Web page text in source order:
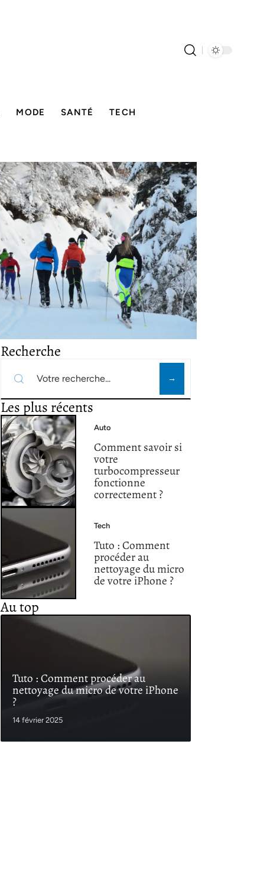
MODE SANTÉ TECH
Recherche
Les plus récents
Auto
Comment savoir si
votre
turbocompresseur
fonctionne
correctement ?
Tech
Tuto : Comment
procéder au
nettoyage du micro
de votre iPhone ?
Au top
Tuto : Comment procéder au
nettoyage du micro de votre iPhone
?
14 février 2025